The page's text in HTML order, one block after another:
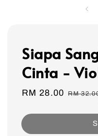
Siapa
Cinta -
Sale
RM 28.00 RM